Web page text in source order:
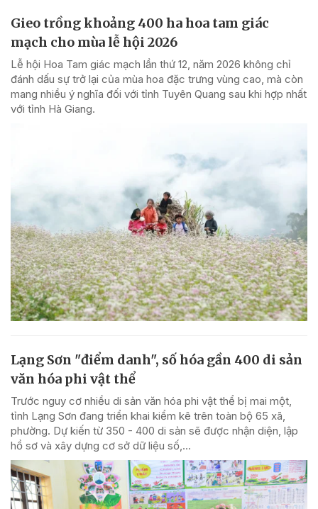
Gieo trồng khoảng 400 ha hoa tam giác
mạch cho mùa lễ hội 2026
Lễ hội Hoa Tam giác mạch lần thứ 12, năm 2026 không chỉ
đánh dấu sự trở lại của mùa hoa đặc trưng vùng cao, mà còn
mang nhiều ý nghĩa đối với tỉnh Tuyên Quang sau khi hợp nhất
với tỉnh Hà Giang.
Lạng Sơn "điểm danh", số hóa gần 400 di sản
văn hóa phi vật thể
Trước nguy cơ nhiều di sản văn hóa phi vật thể bị mai một,
tỉnh Lạng Sơn đang triển khai kiểm kê trên toàn bộ 65 xã,
phường. Dự kiến từ 350 - 400 di sản sẽ được nhận diện, lập
hồ sơ và xây dựng cơ sở dữ liệu số,...